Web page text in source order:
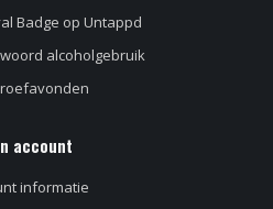
Badge op Untappd
alcoholgebruik
account
informatie